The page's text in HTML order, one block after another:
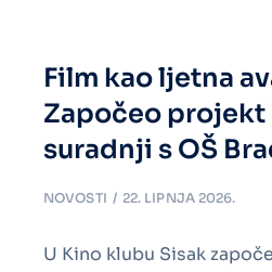
Film kao ljetna
Započeo projekt
suradnji s OŠ
NOVOSTI 22. LIPNJA 2026.
U Kino klubu Sisak